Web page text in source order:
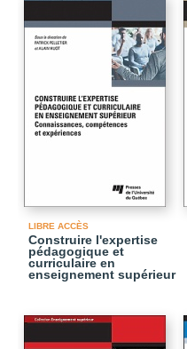
LIBRE ACCÈS
Construire l'expertise
pédagogique et
curriculaire en
enseignement supérieur